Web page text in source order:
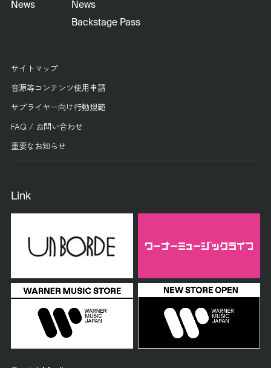
News
News
Backstage Pass
サイトマップ
音源等コンテンツ使用申請
サプライヤー向け行動規範
FAQ / お問い合わせ
重要なお知らせ
Link